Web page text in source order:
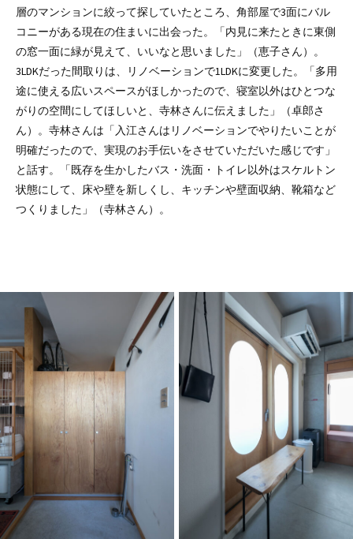
層のマンションに絞って探していたところ、角部屋で3面にバル
コニーがある現在の住まいに出会った。「内見に来たときに東側
の窓一面に緑が見えて、いいなと思いました」（恵子さん）。
3LDKだった間取りは、リノベーションで1LDKに変更した。「多用
途に使える広いスペースがほしかったので、寝室以外はひとつな
がりの空間にしてほしいと、寺林さんに伝えました」（卓郎さ
ん）。寺林さんは「入江さんはリノベーションでやりたいことが
明確だったので、実現のお手伝いをさせていただいた感じです」
と話す。「既存を生かしたバス・洗面・トイレ以外はスケルトン
状態にして、床や壁を新しくし、キッチンや壁面収納、靴箱など
つくりました」（寺林さん）。